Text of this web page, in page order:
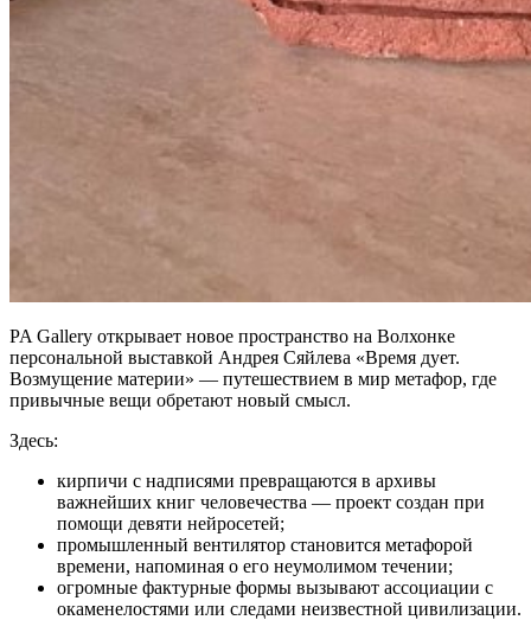
PA Gallery открывает новое пространство на Волхонке
персональной выставкой Андрея Сяйлева «Время дует.
Возмущение материи» — путешествием в мир метафор, где
привычные вещи обретают новый смысл.
Здесь:
кирпичи с надписями превращаются в архивы
важнейших книг человечества — проект создан при
помощи девяти нейросетей;
промышленный вентилятор становится метафорой
времени, напоминая о его неумолимом течении;
огромные фактурные формы вызывают ассоциации с
окаменелостями или следами неизвестной цивилизации.